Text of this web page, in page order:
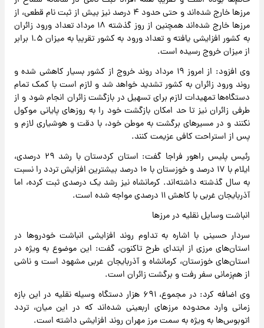
مرز‌ها خارج شده‌اند و حتی حدود ۴ درصد نیز بیش از ثبت نام قطعی، از
مرز‌ها خارج شده‌اند همچنین از روز گذشته ۱۸ مرداد تعداد ورود زائران
به کشور افزایشی یافته و تعداد ورود به کشور تقریبا به میزان ۱.۵ برابر
از میزان خروج رسیده است.
وی افزود: از امروز ۱۹ مرداد روند خروج از کشور بسیار کاهشی شده و
روند ورود زائران به کشور تشدید خواهد شد و لازم است با کمک تمام
دستگاه‌ها تمهیدات لازم برای تسهیل در بازگشت زائران انجام شود و از
طرفی زائران نیز تا حد امکان بازگشت خود را به روز‌های پایانی موکول
نکنند و در مسیر‌های برگشت به موطن خود، با دقت و هوشیاری لازم و
پس از استراحت کافی عزیمت کنند.
رئیس پلیس راهور فراجا گفت: استان کردستان با رشد ۲۹ درصدی،
ایلام با ۱۷ درصد و خوزستان با ۱۰ درصد بیشترین افزایش تردد را نسبت
به سال گذشته داشته‌اند. کرمانشاه نیز رشد یک درصدی ثبت کرده، اما
آذربایجان غربی با کاهش ۱۱ درصدی مواجه شده است.
انباشت وسایل نقلیه در مرز‌ها
سردار حسینی با اشاره به تداوم روند افزایشی انباشت خودرو‌ها در
استان‌های مرزی از ابتدای طرح تاکنون، گفت: این موضوع به ویژه در
استان‌های خوزستان، کرمانشاه و آذربایجان غربی مشهود است و ناشی
از هم‌زمانی سفر رفت و برگشت زائران است.
وی اضافه کرد: در مجموع، ۶۹۱ هزار دستگاه وسیله نقلیه در این بازه
زمانی وارد محدوده مرز‌های اربعینی شده‌اند که در این میان، تردد
اتوبوس‌ها به ویژه به سمت مرز مهران روند افزایشی داشته است.